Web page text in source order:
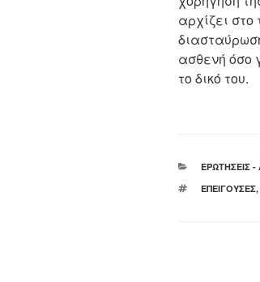
αρχίζει
ασθενή όσο
το δικό του.
ΚΑΤΗΓΟΡΊΕΣ
ΕΡΩΤΉΣΕΙΣ -
ΕΤΙΚΈΤΕΣ
ΕΠΕΊΓΟΥΣΕΣ,